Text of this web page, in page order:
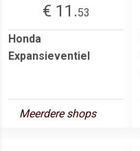
€ 11.53
Honda
Expansieventiel
Meerdere shops